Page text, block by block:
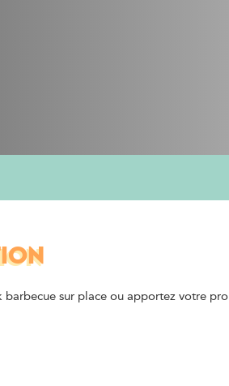
sur place ou apportez votre